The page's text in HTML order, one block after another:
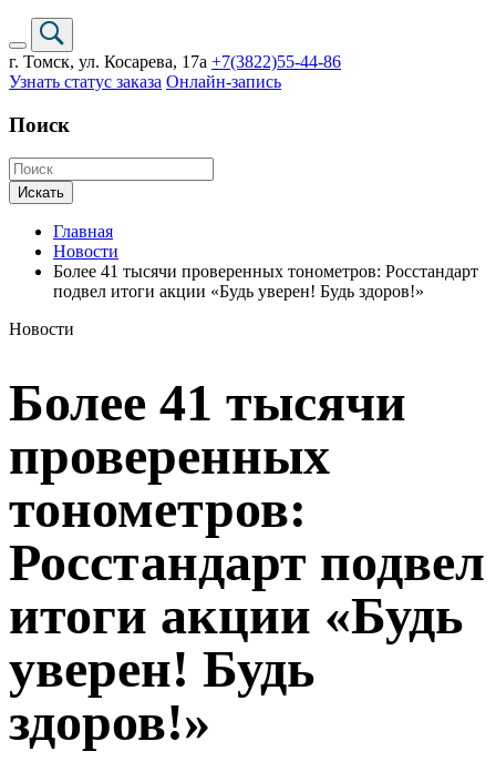
г. Томск, ул. Косарева, 17а +7(3822)55-44-86
Узнать статус заказа Онлайн-запись
Поиск
Искать
Главная
Новости
Более 41 тысячи проверенных тонометров: Росстандарт
подвел итоги акции «Будь уверен! Будь здоров!»
Новости
Более 41 тысячи
проверенных
тонометров:
Росстандарт подвел
итоги акции «Будь
уверен! Будь
здоров!»